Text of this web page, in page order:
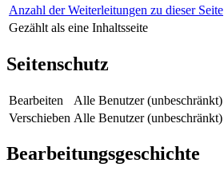
Anzahl der Weiterleitungen zu dieser Seite
Gezählt als eine Inhaltsseite
Seitenschutz
Bearbeiten
Alle Benutzer (unbeschränkt)
Verschieben Alle Benutzer (unbeschränkt)
Bearbeitungsgeschichte